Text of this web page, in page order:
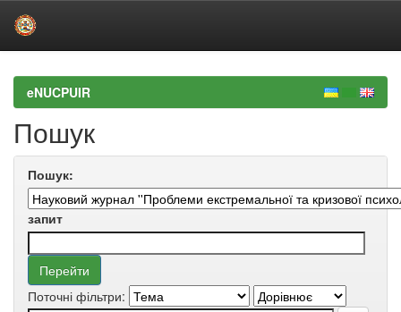
navigationeNUCPUIR
Пошук
Пошук:
запит
Поточні фільтри: